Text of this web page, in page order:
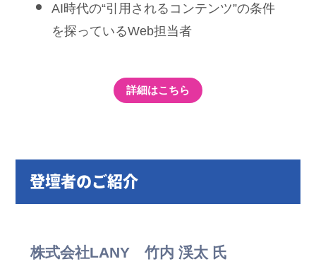
AI時代の“引用されるコンテンツ”の条件
を探っているWeb担当者
詳細はこちら
登壇者のご紹介
株式会社LANY 竹内 渓太 氏